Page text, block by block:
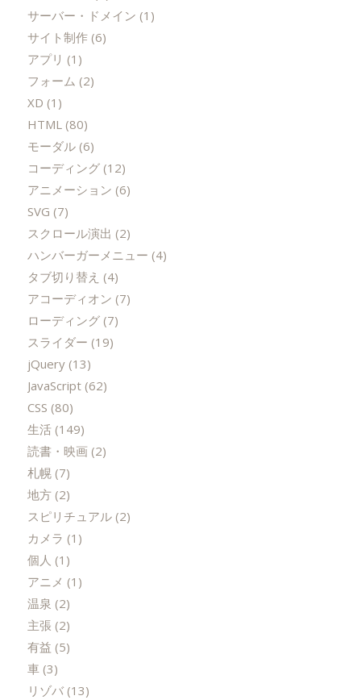
サーバー・ドメイン (1)
サイト制作(6)
アプリ (1)
フォーム (2)
XD (1)
HTML(80)
モーダル(6)
コーディング(12)
アニメーション (6)
SVG (7)
スクロール演出 (2)
ハンバーガーメニュー (4)
タブ切り替え (4)
アコーディオン (7)
ローディング(7)
スライダー (19)
jQuery(13)
JavaScript(62)
CSS (80)
生活(149)
読書・映画 (2)
札幌(7)
地方(2)
スピリチュアル(2)
カメラ (1)
個人 (1)
アニメ (1)
温泉 (2)
主張 (2)
有益 (5)
車(3)
リゾバ(13)